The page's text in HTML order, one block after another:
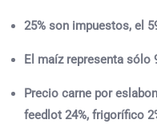
25% son impuestos, el
El maíz representa sólo
Precio carne por
feedlot 24%, frigorífico